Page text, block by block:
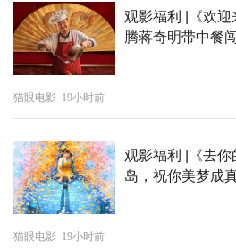
观影福利 |《欢
腾蒋奇明带中餐
猫眼电影 19小时前
观影福利 |《去
岛，祝你美梦成真
猫眼电影 19小时前